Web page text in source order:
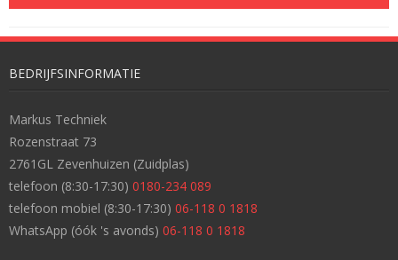
BEDRIJFSINFORMATIE
Markus Techniek
Rozenstraat 73
2761GL Zevenhuizen (Zuidplas)
telefoon (8:30-17:30) 0180-234 089
telefoon mobiel (8:30-17:30) 06-118 0 1818
WhatsApp (óók 's avonds) 06-118 0 1818